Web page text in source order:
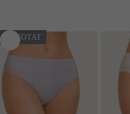
ESGOTAT